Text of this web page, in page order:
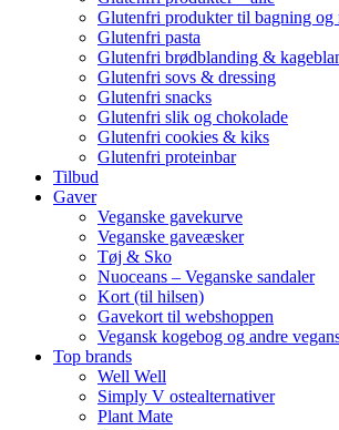
Glutenfri produkter til bagning og
Glutenfri pasta
Glutenfri brødblanding &
Glutenfri sovs & dressing
Glutenfri snacks
Glutenfri slik og chokolade
Glutenfri cookies & kiks
Glutenfri proteinbar
Tilbud
Gaver
Veganske gavekurve
Veganske gaveæsker
Tøj & Sko
Nuoceans – Veganske sandaler
Kort (til hilsen)
Gavekort til webshoppen
Vegansk kogebog og andre
Top brands
Well Well
Simply V ostealternativer
Plant Mate